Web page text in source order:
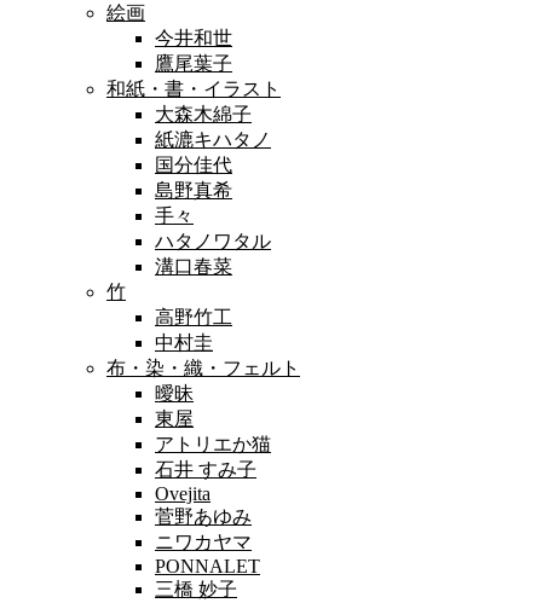
絵画
今井和世
鷹尾葉子
和紙・書・イラスト
大森木綿子
紙漉キハタノ
国分佳代
島野真希
手々
ハタノワタル
溝口春菜
竹
高野竹工
中村圭
布・染・織・フェルト
曖昧
東屋
アトリエか猫
石井 すみ子
Ovejita
菅野あゆみ
ニワカヤマ
PONNALET
三橋 妙子